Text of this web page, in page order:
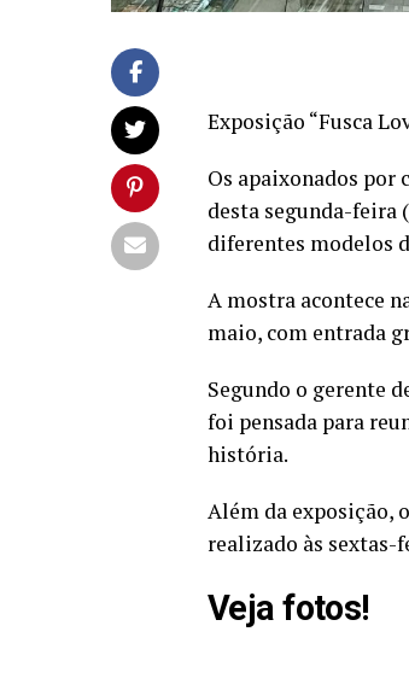
Exposição “Fusca
Os apaixonados por
desta segunda-feira
diferentes modelos
A mostra acontece
maio, com entrada
Segundo o gerente
foi pensada para
história.
Além da exposição,
realizado às sextas-
Veja fotos!